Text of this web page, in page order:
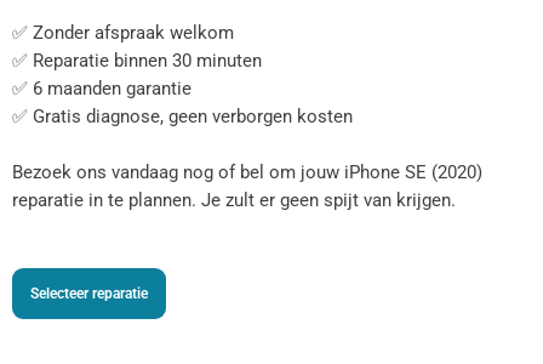
✅ Zonder afspraak welkom
✅ Reparatie binnen 30 minuten
✅ 6 maanden garantie
✅ Gratis diagnose, geen verborgen kosten
Bezoek ons vandaag nog of bel om jouw iPhone SE (2020)
reparatie in te plannen. Je zult er geen spijt van krijgen.
Selecteer reparatie